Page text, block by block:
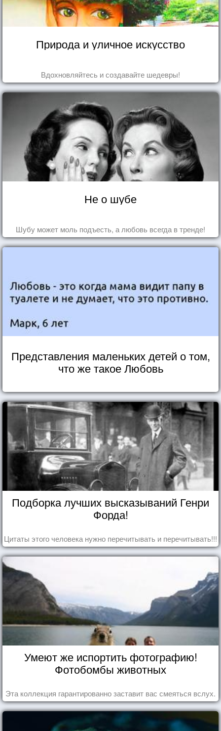
Природа и уличное искусство
Вдохновляйтесь и создавайте шедевры!
Не о шубе
Шубу может моль подъесть, а любовь всегда в тренде!
Представления маленьких детей о том,
что же такое Любовь
Подборка лучших высказываний Генри
Форда!
Цитаты этого человека нужно перечитывать и перечитывать!!!
Умеют же испортить фотографию!
Фотобомбы животных
Эта коллекция гарантированно заставит вас смеяться вслух.